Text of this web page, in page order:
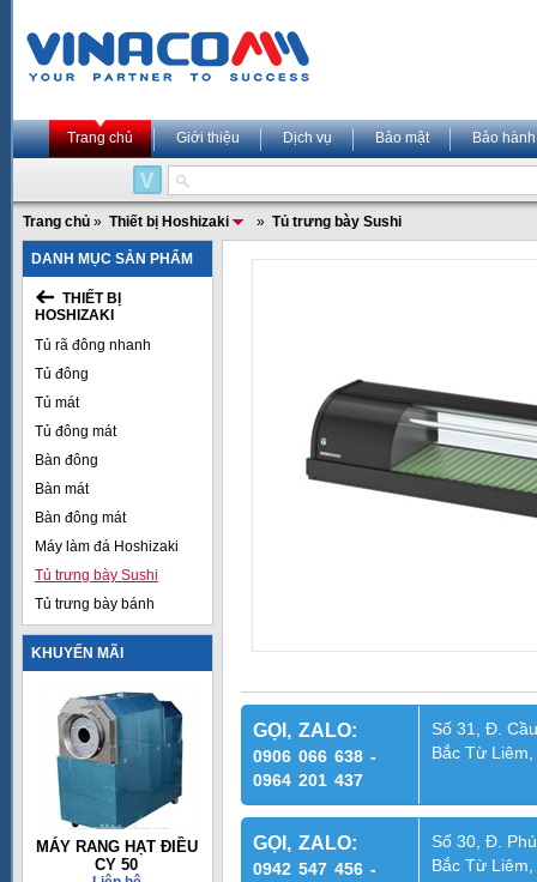
Trang chủ Giới thiệu Dịch vụ Bảo mật Bảo hành
Trang chủ » Thiết bị Hoshizaki » Tủ trưng bày Sushi
DANH MỤC SẢN PHẨM
THIẾT BỊ
HOSHIZAKI
Tủ rã đông nhanh
Tủ đông
Tủ mát
Tủ đông mát
Bàn đông
Bàn mát
Bàn đông mát
Máy làm đá Hoshizaki
Tủ trưng bày Sushi
Tủ trưng bày bánh
KHUYẾN MÃI
MÁY RANG HẠT ĐIỀU
CY 50
GỌI, ZALO:
0906 066 638 -
0964 201 437
Số 31, Đ.
Bắc Từ
GỌI, ZALO:
0942 547 456 -
Số 30, Đ.
Bắc Từ